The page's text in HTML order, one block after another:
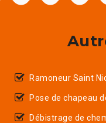
Ramoneur Saint
Pose de chapeau
Débistrage de